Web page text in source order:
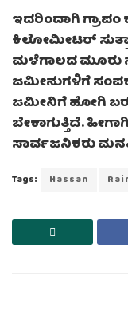
ಇದರಿಂದಾಗಿ ಗ್ರಾಪಂ
ಕಿಲೋಮೀಟರ್
ಮಳೆಗಾಲದ ಮೂರು
ಜಮೀನುಗಳಿಗೆ
ಜಮೀನಿಗೆ ಹೋಗಿ
ಬೇಕಾಗುತ್ತಿದೆ.
ಸಾರ್ವಜನಿಕರು
Tags: Hassan